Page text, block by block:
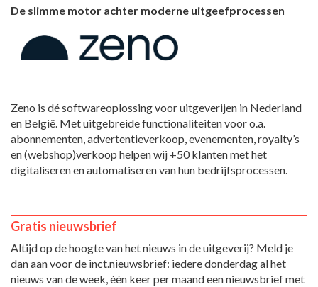
De slimme motor achter moderne uitgeefprocessen
Zeno is dé softwareoplossing voor uitgeverijen in Nederland
en België. Met uitgebreide functionaliteiten voor o.a.
abonnementen, advertentieverkoop, evenementen, royalty’s
en (webshop)verkoop helpen wij +50 klanten met het
digitaliseren en automatiseren van hun bedrijfsprocessen.
Gratis nieuwsbrief
Altijd op de hoogte van het nieuws in de uitgeverij? Meld je
dan aan voor de inct.nieuwsbrief: iedere donderdag al het
nieuws van de week, één keer per maand een nieuwsbrief met